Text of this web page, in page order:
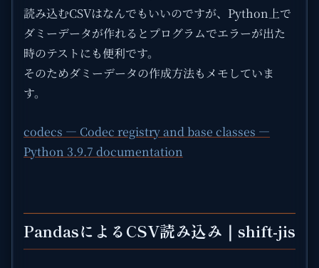
読み込むCSVはなんでもいいのですが、Python上で
ダミーデータが作れるとプログラムでエラーが出た
時のテストにも便利です。
そのためダミーデータの作成方法もメモしていま
す。
codecs — Codec registry and base classes —
Python 3.9.7 documentation
PandasによるCSV読み込み｜shift-jis